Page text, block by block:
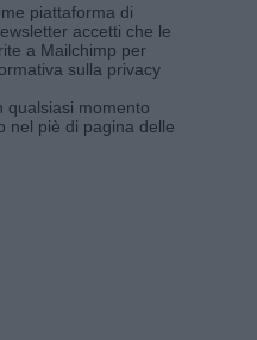
piattaforma di
accetti che le
a Mailchimp per
sulla privacy
qualsiasi momento
nel piè di pagina delle